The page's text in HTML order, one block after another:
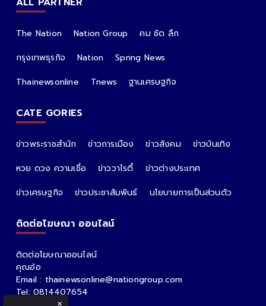
ALL PARTNER
The Nation Nation Group
คม ชัด ลึก
กรุงเทพธุรกิจ
Nation
Spring News
Thainewsonline
Tnews
CATE GORIES
ข่าวพระราชสำนัก ข่าวการเมือง ข่าวสังคม
หวย ดวง ความเชื่อ